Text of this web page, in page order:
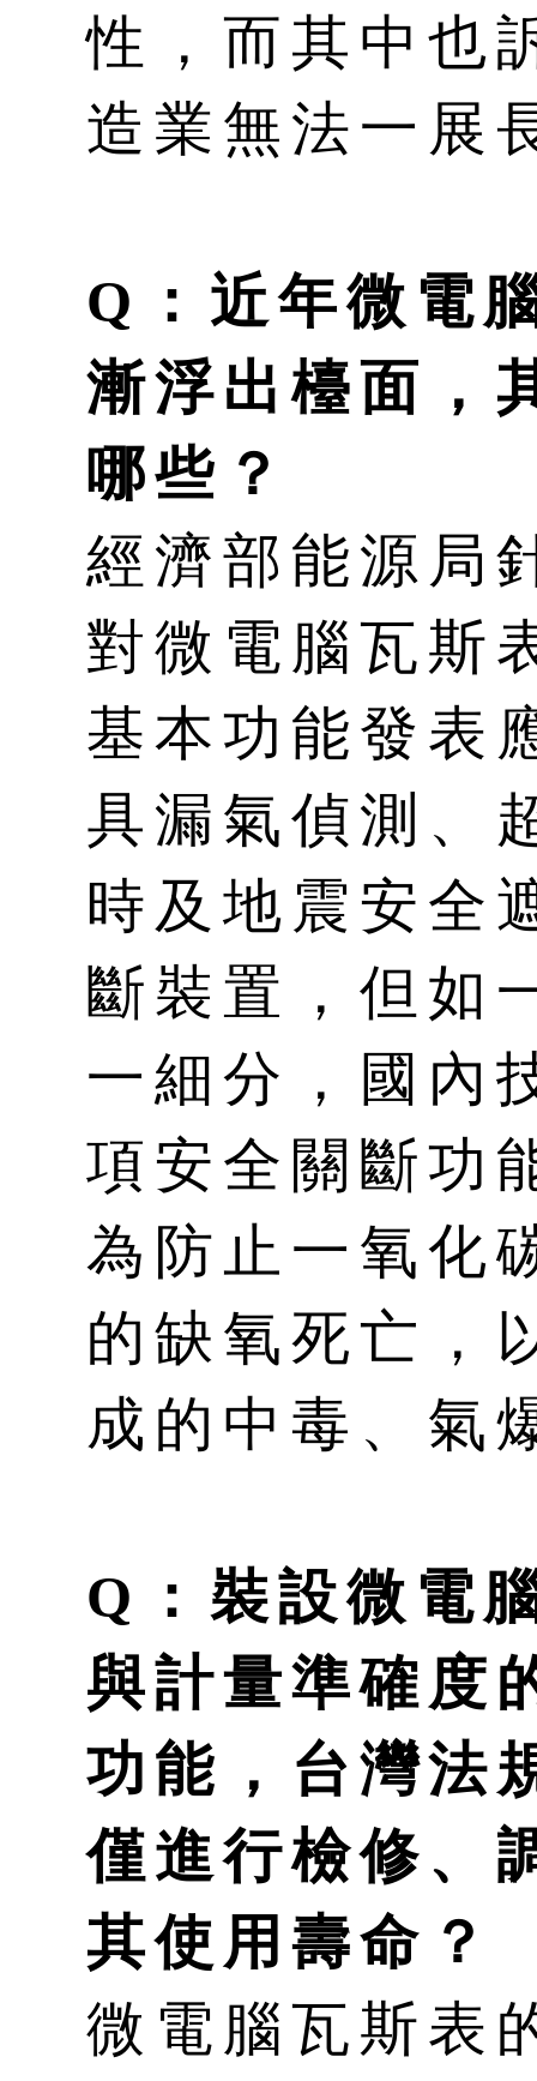
性，而其中也
造業無法一展
Q：近年微電
漸浮出檯面，
哪些？
經濟部能源局
對微電腦瓦斯
基本功能發表
具漏氣偵測、
時及地震安全
斷裝置，但如
一細分，國內
項安全關斷功
為防止一氧化
的缺氧死亡，
成的中毒、氣
Q：裝設微電
與計量準確度
功能，台灣法
僅進行檢修、
其使用壽命？
微電腦瓦斯表